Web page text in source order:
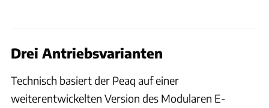
Drei Antriebsvarianten
Technisch basiert der Peaq auf einer
weiterentwickelten Version des Modularen E-